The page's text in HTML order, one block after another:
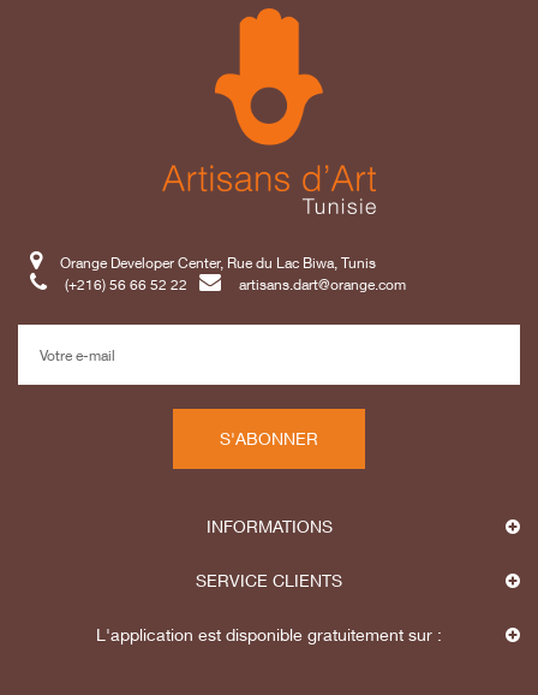
Orange Developer Center, Rue du Lac Biwa, Tunis
(+216) 56 66 52 22
artisans.dart@orange.com
S'ABONNER
INFORMATIONS
SERVICE CLIENTS
L'application est disponible gratuitement sur :